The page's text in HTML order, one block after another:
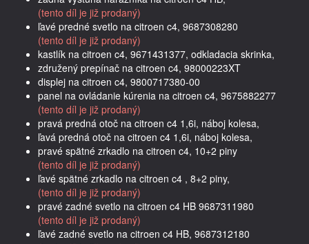
(tento díl je již prodaný)
ľavé predné svetlo na citroen c4, 9687308280
(tento díl je již prodaný)
kastlík na citroen c4, 9671431377, odkladacia skrinka,
združený prepínač na citroen c4, 98000223XT
displej na citroen c4, 9800717380-00
panel na ovládanie kúrenia na citroen c4, 9675882277
(tento díl je již prodaný)
pravá predná otoč na citroen c4 1,6i, náboj kolesa,
ľavá predná otoč na citroen c4 1,6i, náboj kolesa,
pravé spätné zrkadlo na citroen c4, 10+2 piny
(tento díl je již prodaný)
ľavé spätné zrkadlo na citroen c4 , 8+2 piny,
(tento díl je již prodaný)
pravé zadné svetlo na citroen c4 HB 9687311980
(tento díl je již prodaný)
ľavé zadné svetlo na citroen c4 HB, 9687312180